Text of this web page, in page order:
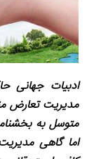
ادبیات جهانی
مدیریت تعارض
متوسل به
اما گاهی